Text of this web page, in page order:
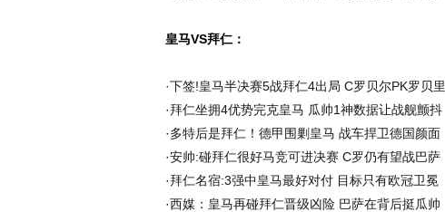
皇马VS拜仁：
·下签!皇马半决赛5战拜仁4出局 C罗贝尔PK罗贝里
·拜仁坐拥4优势完克皇马 瓜帅1神数据让战舰颤抖
·多特后是拜仁！德甲围剿皇马 战车捍卫德国颜面
·安帅:碰拜仁很好马竞可进决赛 C罗仍有望战巴萨
·拜仁名宿:3强中皇马最好对付 目标只有欧冠卫冕
·西媒：皇马再碰拜仁晋级凶险 巴萨在背后挺瓜帅